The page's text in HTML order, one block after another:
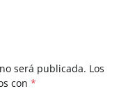
será publicada. Los
con *